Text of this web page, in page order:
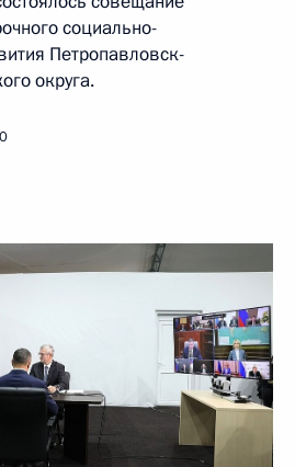
социально-
Петропавловск-
округа.